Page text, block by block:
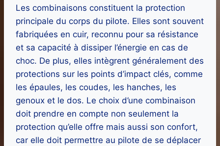
Les combinaisons constituent la protection
principale du corps du pilote. Elles sont souvent
fabriquées en cuir, reconnu pour sa résistance
et sa capacité à dissiper l’énergie en cas de
choc. De plus, elles intègrent généralement des
protections sur les points d’impact clés, comme
les épaules, les coudes, les hanches, les
genoux et le dos. Le choix d’une combinaison
doit prendre en compte non seulement la
protection qu’elle offre mais aussi son confort,
car elle doit permettre au pilote de se déplacer